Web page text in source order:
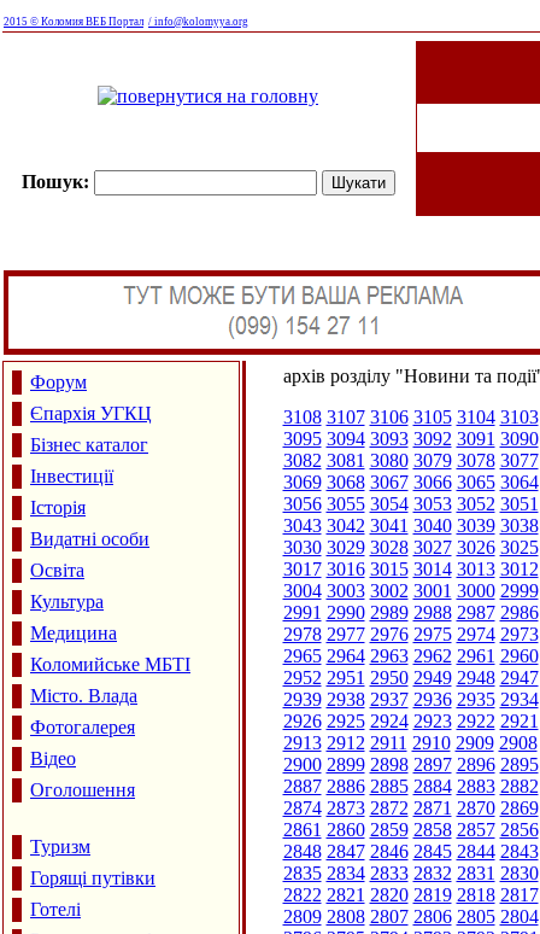
2015 © Коломия ВЕБ Портал / info@kolomyya.org
Пошук:
Форум
Єпархія УГКЦ
Бізнес каталог
Інвестиції
Історія
Видатні особи
Освіта
Культура
Медицина
Коломийське МБТІ
Місто. Влада
Фотогалерея
Відео
Оголошення
Туризм
Горящі путівки
Готелі
архів розділу "Новини та
3108 3107 3106 3105 3104 3103
3095 3094 3093 3092 3091 3090
3082 3081 3080 3079 3078 3077
3069 3068 3067 3066 3065 3064
3056 3055 3054 3053 3052 3051
3043 3042 3041 3040 3039 3038
3030 3029 3028 3027 3026 3025
3017 3016 3015 3014 3013 3012
3004 3003 3002 3001 3000 2999
2991 2990 2989 2988 2987 2986
2978 2977 2976 2975 2974 2973
2965 2964 2963 2962 2961 2960
2952 2951 2950 2949 2948 2947
2939 2938 2937 2936 2935 2934
2926 2925 2924 2923 2922 2921
2913 2912 2911 2910 2909 2908
2900 2899 2898 2897 2896 2895
2887 2886 2885 2884 2883 2882
2874 2873 2872 2871 2870 2869
2861 2860 2859 2858 2857 2856
2848 2847 2846 2845 2844 2843
2835 2834 2833 2832 2831 2830
2822 2821 2820 2819 2818 2817
2809 2808 2807 2806 2805 2804